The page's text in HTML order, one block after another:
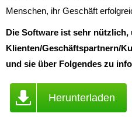
Menschen, ihr Geschäft
Die Software ist sehr nützlich,
Klienten/Geschäftspartnern/
und sie über Folgendes zu
Herunterladen